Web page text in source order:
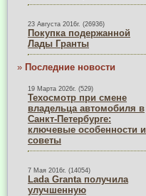
23 Августа 2016г. (26936)
Покупка подержанной
Лады Гранты
» Последние новости
19 Марта 2026г. (529)
Техосмотр при смене
владельца автомобиля в
Санкт-Петербурге:
ключевые особенности и
советы
7 Мая 2016г. (14054)
Lada Granta получила
улучшенную